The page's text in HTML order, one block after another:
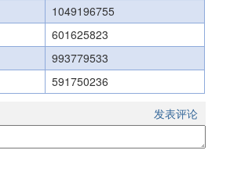
1049196755
601625823
993779533
591750236
发表评论